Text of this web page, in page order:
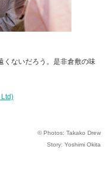
くないだろう。是非倉敷の味
Ltd)
© Photos: Takako Drew
Story: Yoshimi Okita